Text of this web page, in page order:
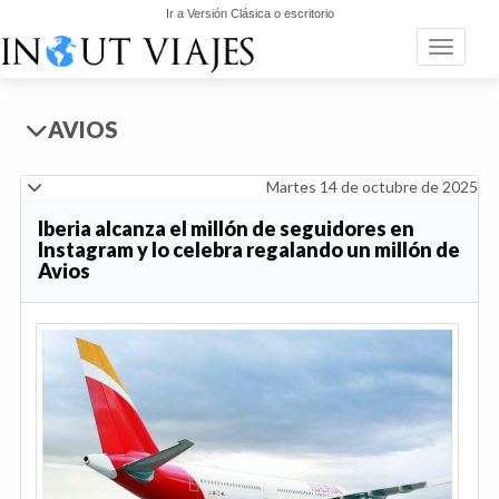
Ir a Versión Clásica o escritorio
Toggle
AVIOS
Martes 14 de octubre de 2025
Iberia alcanza el millón de seguidores en
Instagram y lo celebra regalando un millón de
Avios